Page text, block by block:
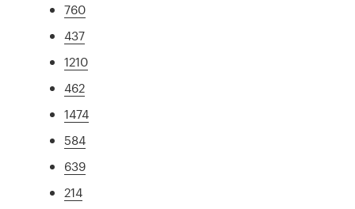
760
437
1210
462
1474
584
639
214